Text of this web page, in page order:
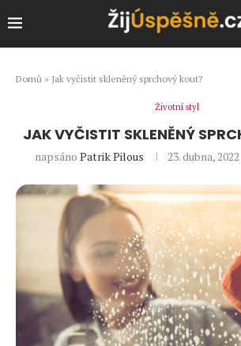
Domů » Jak vyčistit skleněný sprchový kout?
Životní styl
JAK VYČISTIT SKLENĚNÝ
napsáno Patrik Pilous 23. dubna, 2022